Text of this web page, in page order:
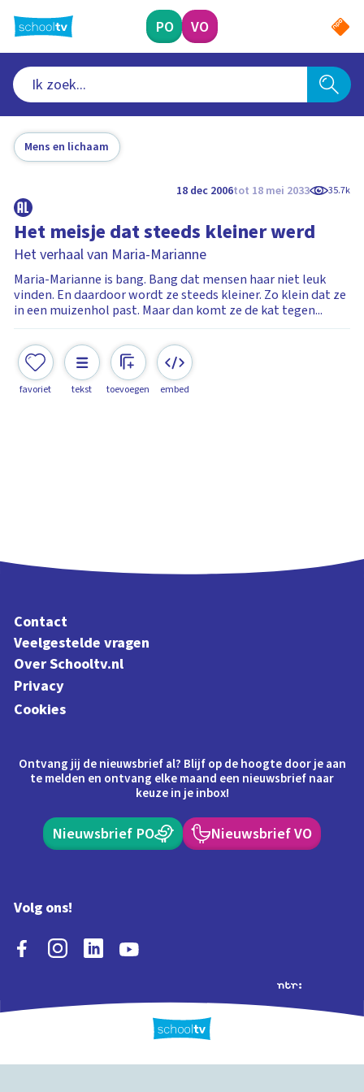
naar
hoofdinhoud
PO VO
Mens en lichaam
18 dec 2006tot 18 mei 2033 35.7k
Het meisje dat steeds kleiner werd
Het verhaal van Maria-Marianne
Maria-Marianne is bang. Bang dat mensen haar niet leuk
vinden. En daardoor wordt ze steeds kleiner. Zo klein dat ze
in een muizenhol past. Maar dan komt ze de kat tegen...
favoriet tekst toevoegen embed
Contact
Veelgestelde vragen
Over Schooltv.nl
Privacy
Cookies
Ontvang jij de nieuwsbrief al? Blijf op de hoogte door je aan
te melden en ontvang elke maand een nieuwsbrief naar
keuze in je inbox!
Nieuwsbrief PO Nieuwsbrief VO
Volg ons!